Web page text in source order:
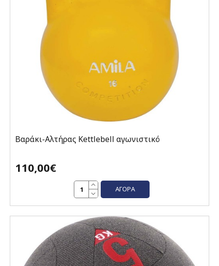
Βαράκι-Αλτήρας Kettlebell αγωνιστικό
110,00€
ΑΓΟΡΆ